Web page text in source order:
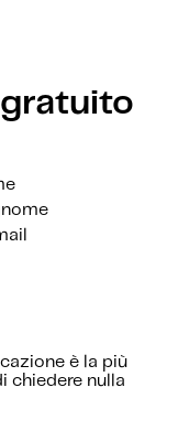
è la più
chiedere nulla